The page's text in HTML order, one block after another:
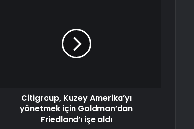
Citigroup, Kuzey Amerika’yı
yönetmek için Goldman’dan
Friedland’ı işe aldı